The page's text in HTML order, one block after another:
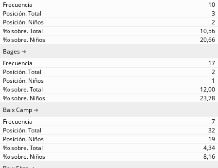
10
3
2
10,56
20,66
Bages
17
2
1
12,00
23,78
Baix Camp
7
32
19
4,34
8,16